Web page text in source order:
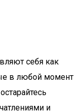
себя как
в любой момент
и